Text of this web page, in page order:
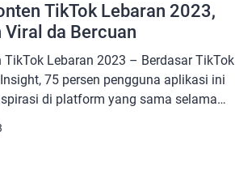
TikTok Lebaran 2023,
Viral da Bercuan
TikTok Lebaran 2023 – Berdasar TikTok
75 persen pengguna aplikasi ini
di platform yang sama selama